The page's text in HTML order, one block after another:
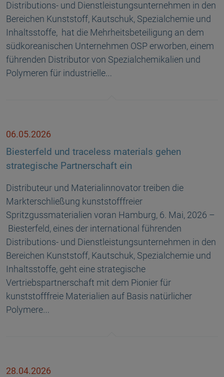
Distributions- und Dienstleistungsunternehmen in den
Bereichen Kunststoff, Kautschuk, Spezialchemie und
Inhaltsstoffe, hat die Mehrheitsbeteiligung an dem
südkoreanischen Unternehmen OSP erworben, einem
führenden Distributor von Spezialchemikalien und
Polymeren für industrielle…
06.05.2026
Biesterfeld und traceless materials gehen
strategische Partnerschaft ein
Distributeur und Materialinnovator treiben die
Markterschließung kunststofffreier
Spritzgussmaterialien voran Hamburg, 6. Mai, 2026 –
Biesterfeld, eines der international führenden
Distributions- und Dienstleistungsunternehmen in den
Bereichen Kunststoff, Kautschuk, Spezialchemie und
Inhaltsstoffe, geht eine strategische
Vertriebspartnerschaft mit dem Pionier für
kunststofffreie Materialien auf Basis natürlicher
Polymere…
28.04.2026